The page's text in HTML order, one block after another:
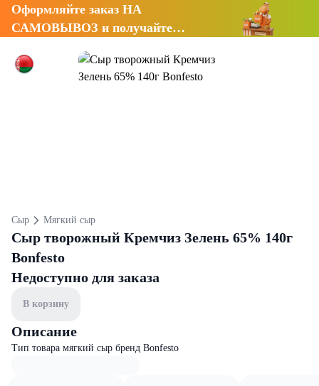
Оформляйте заказ НА
САМОВЫВОЗ и получайте
Сыр Мягкий сыр
Сыр творожный Кремчиз Зелень 65% 140г
Bonfesto
Недоступно для заказа
В корзину
Описание
Тип товара мягкий сыр бренд Bonfesto